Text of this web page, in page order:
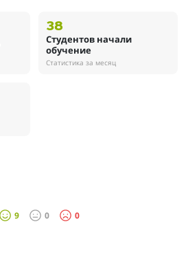
38
Студентов начали
обучение
Статистика за месяц
9 0 0